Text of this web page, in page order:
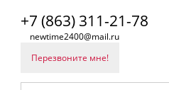
+7 (863) 311-21-78
newtime2400@mail.ru
Перезвоните мне!